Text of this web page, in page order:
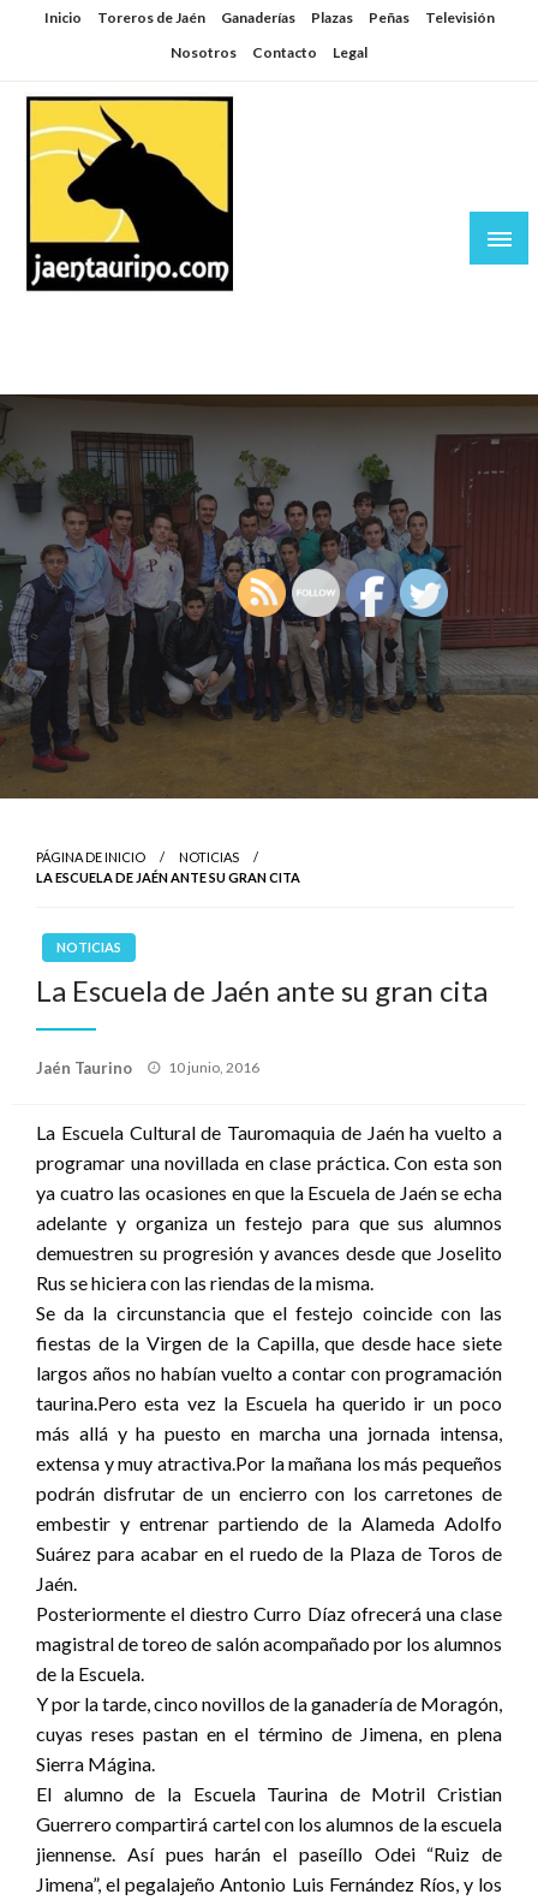
SaltarInicio Toreros de Jaén Ganaderías Plazas Peñas
Televisión
Nosotros
Contacto Legal
PÁGINA DE INICIO
NOTICIAS
LA ESCUELA DE JAÉN ANTE SU GRAN CITA
NOTICIAS
La Escuela de Jaén ante su gran cita
Jaén Taurino
Publicado
10 junio, 2016
La Escuela Cultural de Tauromaquia de Jaén ha vuelto a
programar una novillada en clase práctica. Con esta son
ya cuatro las ocasiones en que la Escuela de Jaén se echa
adelante y organiza un festejo para que sus alumnos
demuestren su progresión y avances desde que Joselito
Rus se hiciera con las riendas de la misma.
Se da la circunstancia que el festejo coincide con las
fiestas de la Virgen de la Capilla, que desde hace siete
largos años no habían vuelto a contar con programación
taurina.Pero esta vez la Escuela ha querido ir un poco
más allá y ha puesto en marcha una jornada intensa,
extensa y muy atractiva.Por la mañana los más pequeños
podrán disfrutar de un encierro con los carretones de
embestir y entrenar partiendo de la Alameda Adolfo
Suárez para acabar en el ruedo de la Plaza de Toros de
Jaén.
Posteriormente el diestro Curro Díaz ofrecerá una clase
magistral de toreo de salón acompañado por los alumnos
de la Escuela.
Y por la tarde, cinco novillos de la ganadería de Moragón,
cuyas reses pastan en el término de Jimena, en plena
Sierra Mágina.
El alumno de la Escuela Taurina de Motril Cristian
Guerrero compartirá cartel con los alumnos de la escuela
jiennense. Así pues harán el paseíllo Odei “Ruiz de
Jimena”, el pegalajeño Antonio Luis Fernández Ríos, y los